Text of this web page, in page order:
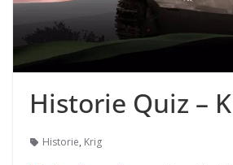
Historie Quiz –
Historie, Krig